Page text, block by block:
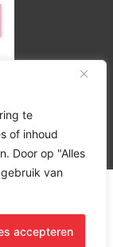
te
of inhoud
Door op "Alles
van
accepteren